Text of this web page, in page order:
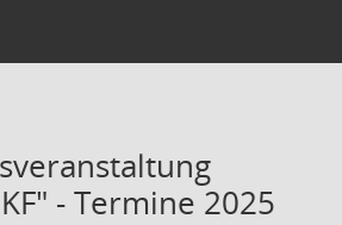
- Termine 2025